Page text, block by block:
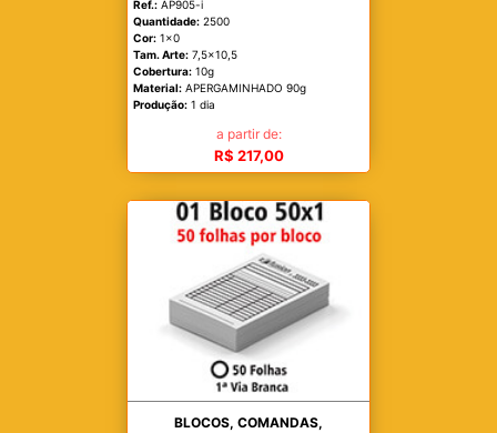
Ref.: AP905-i
Quantidade: 2500
Cor: 1x0
Tam. Arte: 7,5x10,5
Cobertura: 10g
Material: APERGAMINHADO 90g
Produção: 1 dia
a partir de:
R$ 217,00
BLOCOS, COMANDAS,